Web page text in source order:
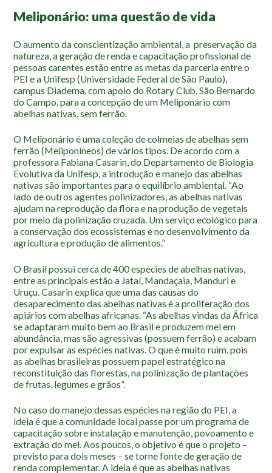
Fauna e Flora
Aranhas
Anta
Palmeira Juçara
Bugio
Borboletas
Cambuci
Liquens
Tucano do Bico Verde
Atividades
Escolas e Universidades
Roteiro da monitoria
Trilhas
Terceira Idade
Inclusão Social
Blog
Newsletter
Notícias
Na mídia
Contato
Meliponário: uma questão de vida
O aumento da conscientização ambiental, a preservação da
natureza, a geração de renda e capacitação profissional de
pessoas carentes estão entre as metas da parceria entre o
PEI e a Unifesp (Universidade Federal de São Paulo),
campus Diadema, com apoio do Rotary Club, São Bernardo
do Campo, para a concepção de um Meliponário com
abelhas nativas, sem ferrão.
O Meliponário é uma coleção de colmeias de abelhas sem
ferrão (Meliponíneos) de vários tipos. De acordo com a
professora Fabiana Casarin, do Departamento de Biologia
Evolutiva da Unifesp, a introdução e manejo das abelhas
nativas são importantes para o equilíbrio ambiental. “Ao
lado de outros agentes polinizadores, as abelhas nativas
ajudam na reprodução da flora e na produção de vegetais
por meio da polinização cruzada. Um serviço ecológico para
a conservação dos ecossistemas e no desenvolvimento da
agricultura e produção de alimentos.”
O Brasil possui cerca de 400 espécies de abelhas nativas,
entre as principais estão a Jataí, Mandaçaia, Manduri e
Uruçu. Casarin explica que uma das causas do
desaparecimento das abelhas nativas é a proliferação dos
apiários com abelhas africanas. “As abelhas vindas da África
se adaptaram muito bem ao Brasil e produzem mel em
abundância, mas são agressivas (possuem ferrão) e acabam
por expulsar as espécies nativas. O que é muito ruim, pois
as abelhas brasileiras possuem papel estratégico na
reconstituição das florestas, na polinização de plantações
de frutas, legumes e grãos”.
No caso do manejo dessas espécies na região do PEI, a
ideia é que a comunidade local passe por um programa de
capacitação sobre instalação e manutenção, povoamento e
extração do mel. Aos poucos, o objetivo é que o projeto –
previsto para dois meses – se torne fonte de geração de
renda complementar. A ideia é que as abelhas nativas